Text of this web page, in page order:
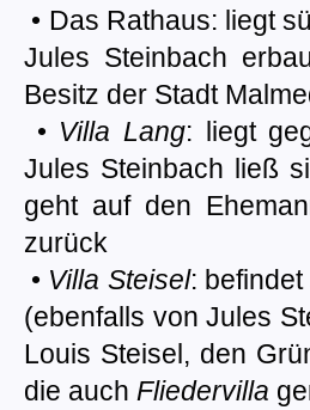
• Das Rathaus: liegt
Jules Steinbach
Besitz der Stadt
• Villa Lang: liegt
Jules Steinbach ließ
geht auf den
zurück
• Villa Steisel:
(ebenfalls von Jules
Louis Steisel, den
die auch Fliedervilla